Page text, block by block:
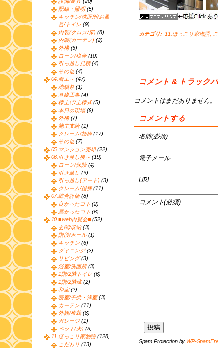
カテゴリ: 11.ほっこり家物語,
コメント & トラック
コメントはまだありません。
コメントする
名前(必須)
電子メール
URL
コメント(必須)
Spam Protection by WP-
配線・照明(5)
キッチン/洗面所/お風
呂/トイレ (9)
内装(クロス/床) (8)
内装(カーテン) (2)
外構(6)
ローン/税金(10)
引っ越し見積(4)
その他 (4)
04.着工～ (47)
地鎮祭 (1)
基礎工事(4)
棟上げ/上棟式(5)
本日の現場(9)
外構(7)
施主支給(1)
クレーム/指摘(17)
その他 (7)
05.マンション売却(22)
06.引き渡し後～ (19)
ローン/保険(4)
引き渡し (3)
引っ越し(アート) (3)
クレーム/指摘(11)
07.総合評価(8)
良かったコト (2)
悪かったコト (6)
10.■web内覧会■ (52)
玄関/収納(3)
階段/ホール(1)
キッチン (6)
ダイニング(3)
リビング(3)
浴室/洗面所(3)
1階/2階トイレ (6)
1階/2階蔵(2)
和室(2)
寝室/子供・洋室(3)
カーテン (11)
外観/植栽(8)
ガレージ (1)
ペット(犬) (3)
11.ほっこり家物語(128)
こだわり (13)